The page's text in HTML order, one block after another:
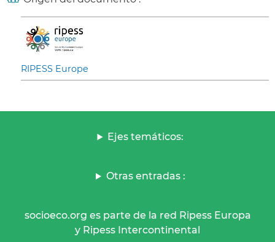
RIPESS Europe
Ejes temáticos:
Otras entradas :
socioeco.org es parte de la red Ripess Europa
y Ripess Intercontinental